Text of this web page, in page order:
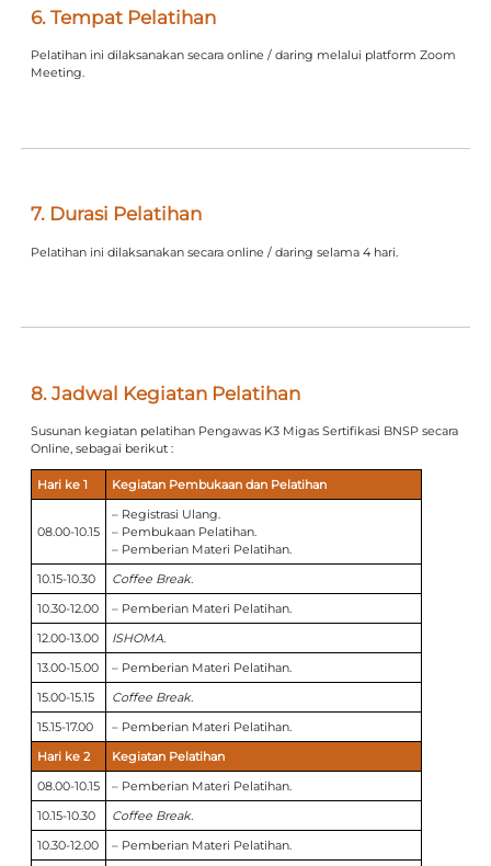
6. Tempat Pelatihan
Pelatihan ini dilaksanakan secara online / daring melalui platform Zoom
Meeting.
7. Durasi Pelatihan
Pelatihan ini dilaksanakan secara online / daring selama 4 hari.
8. Jadwal Kegiatan Pelatihan
Susunan kegiatan pelatihan Pengawas K3 Migas Sertifikasi BNSP secara
Online, sebagai berikut :
Hari ke 1 Kegiatan Pembukaan dan Pelatihan
08.00-10.15
– Registrasi Ulang.
– Pembukaan Pelatihan.
– Pemberian Materi Pelatihan.
10.15-10.30
Coffee Break.
10.30-12.00
– Pemberian Materi Pelatihan.
12.00-13.00
ISHOMA.
13.00-15.00
– Pemberian Materi Pelatihan.
15.00-15.15
Coffee Break.
15.15-17.00
– Pemberian Materi Pelatihan.
Hari ke 2
Kegiatan Pelatihan
08.00-10.15
– Pemberian Materi Pelatihan.
10.15-10.30
Coffee Break.
10.30-12.00
– Pemberian Materi Pelatihan.